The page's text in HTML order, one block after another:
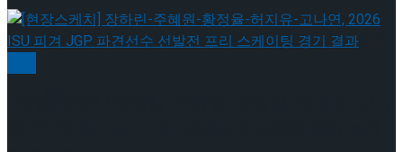
막!
하다.창작 뮤지컬 ‘오셀로와 이아고’ 9월 8일 개